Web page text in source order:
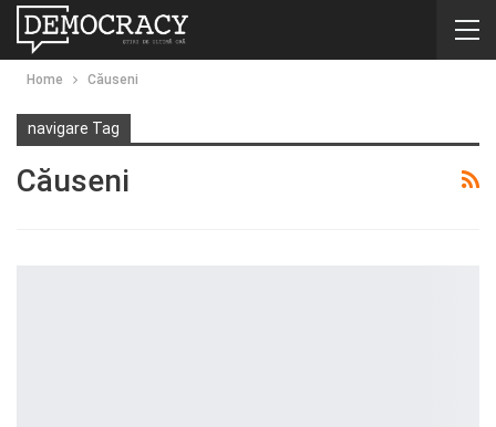
Home Căuseni
navigare Tag
Căuseni